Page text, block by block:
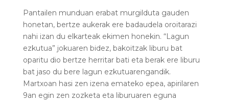
Pantailen munduan erabat murgilduta gauden
honetan, bertze aukerak ere badaudela oroitarazi
nahi izan du elkarteak ekimen honekin. “Lagun
ezkutua” jokuaren bidez, bakoitzak liburu bat
oparitu dio bertze herritar bati eta berak ere liburu
bat jaso du bere lagun ezkutuarengandik.
Martxoan hasi zen izena emateko epea, apirilaren
9an egin zen zozketa eta liburuaren eguna